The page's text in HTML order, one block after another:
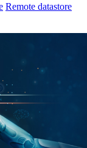
Remote datastore